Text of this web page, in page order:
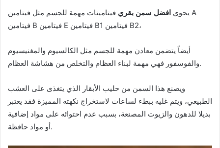
يحوي افضل سمن بقري فيتامينات مهمة للجسم مثل فيتامين A
فيتامين B فيتامين E فيتامين B1 فيتامين B2،
أيضاً يتضمن معادن مهمة للجسم مثل الكالسيوم والمغنيسيوم
والفوسفور فهي مهمة لبناء العظام والتخلص من هشاشة العظام.
ويصنع هذا السمن من حليب الأبقار الذي يتغذى على العشب
الطبيعي، ويتم غليه ببطء لساعات لاستخراج نكهته المميزة فقد يعتبر
بديلا للدهون والزيوت المصنعة، بسبب عدم احتوائه على مواد إضافية
أو مواد حافظة.